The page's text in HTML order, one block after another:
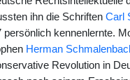
ihn die Schriften Carl
persönlich kennenlernte.
Herman
Revolution in